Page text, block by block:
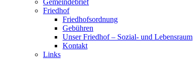
Gemeindebrief
Friedhof
Friedhofsordnung
Gebühren
Unser Friedhof – Sozial- und Lebensraum
Kontakt
Links